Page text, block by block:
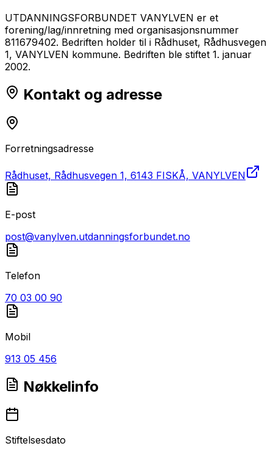
UTDANNINGSFORBUNDET VANYLVEN er et
forening/lag/innretning med organisasjonsnummer
811679402. Bedriften holder til i Rådhuset, Rådhusvegen
1, VANYLVEN kommune. Bedriften ble stiftet 1. januar
2002.
Kontakt og adresse
Forretningsadresse
Rådhuset, Rådhusvegen 1, 6143 FISKÅ, VANYLVEN
E-post
post@vanylven.utdanningsforbundet.no
Telefon
70 03 00 90
Mobil
913 05 456
Nøkkelinfo
Stiftelsesdato